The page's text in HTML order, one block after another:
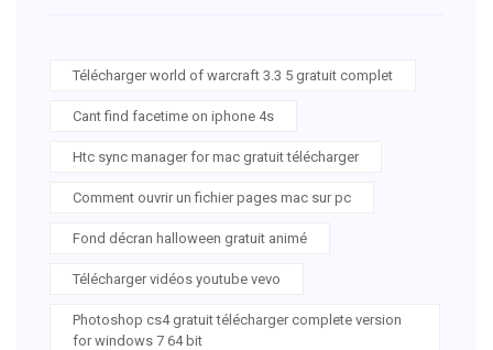
Télécharger world of warcraft 3.3 5 gratuit complet
Cant find facetime on iphone 4s
Htc sync manager for mac gratuit télécharger
Comment ouvrir un fichier pages mac sur pc
Fond décran halloween gratuit animé
Télécharger vidéos youtube vevo
Photoshop cs4 gratuit télécharger complete version
for windows 7 64 bit